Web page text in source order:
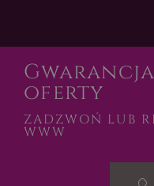
oferty
ZADZWOŃ LUB
WWW